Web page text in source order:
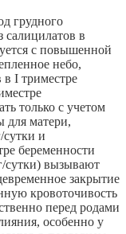
грудного
в
с повышенной
небо,
в I триместре
только с учетом
для матери,
и
беременности
сутки) вызывают
закрытие
кровоточивость
перед родами
особенно у